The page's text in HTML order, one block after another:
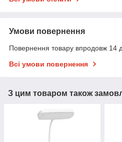
Умови повернення
Повернення товару впродовж 14
Всі умови повернення
З цим товаром також